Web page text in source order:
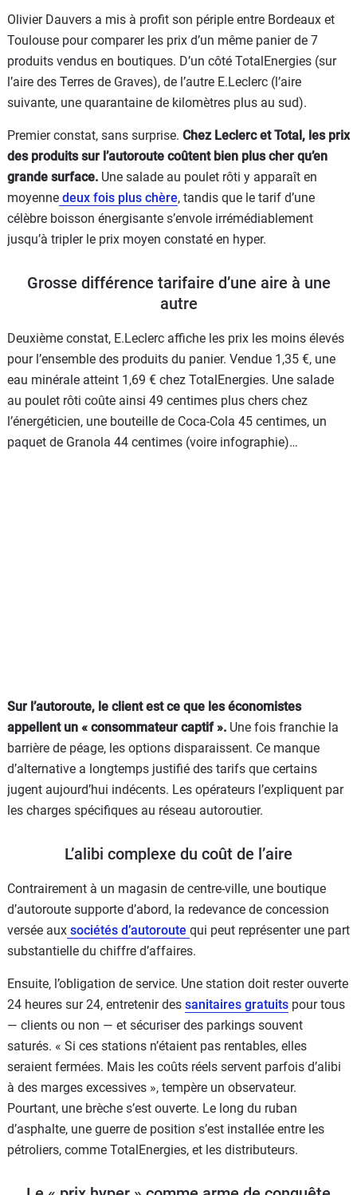
Olivier Dauvers a mis à profit son périple entre Bordeaux et
Toulouse pour comparer les prix d’un même panier de 7
produits vendus en boutiques. D’un côté TotalEnergies (sur
l’aire des Terres de Graves), de l’autre E.Leclerc (l’aire
suivante, une quarantaine de kilomètres plus au sud).
Premier constat, sans surprise. Chez Leclerc et Total, les prix
des produits sur l’autoroute coûtent bien plus cher qu’en
grande surface. Une salade au poulet rôti y apparaît en
moyenne deux fois plus chère, tandis que le tarif d’une
célèbre boisson énergisante s’envole irrémédiablement
jusqu’à tripler le prix moyen constaté en hyper.
Grosse différence tarifaire d’une aire à une
autre
Deuxième constat, E.Leclerc affiche les prix les moins élevés
pour l’ensemble des produits du panier. Vendue 1,35 €, une
eau minérale atteint 1,69 € chez TotalEnergies. Une salade
au poulet rôti coûte ainsi 49 centimes plus chers chez
l’énergéticien, une bouteille de Coca-Cola 45 centimes, un
paquet de Granola 44 centimes (voire infographie)…
Sur l’autoroute, le client est ce que les économistes
appellent un « consommateur captif ». Une fois franchie la
barrière de péage, les options disparaissent. Ce manque
d’alternative a longtemps justifié des tarifs que certains
jugent aujourd’hui indécents. Les opérateurs l’expliquent par
les charges spécifiques au réseau autoroutier.
L’alibi complexe du coût de l’aire
Contrairement à un magasin de centre-ville, une boutique
d’autoroute supporte d’abord, la redevance de concession
versée aux sociétés d’autoroute qui peut représenter une part
substantielle du chiffre d’affaires.
Ensuite, l’obligation de service. Une station doit rester ouverte
24 heures sur 24, entretenir des sanitaires gratuits pour tous
— clients ou non — et sécuriser des parkings souvent
saturés. « Si ces stations n’étaient pas rentables, elles
seraient fermées. Mais les coûts réels servent parfois d’alibi
à des marges excessives », tempère un observateur.
Pourtant, une brèche s’est ouverte. Le long du ruban
d’asphalte, une guerre de position s’est installée entre les
pétroliers, comme TotalEnergies, et les distributeurs.